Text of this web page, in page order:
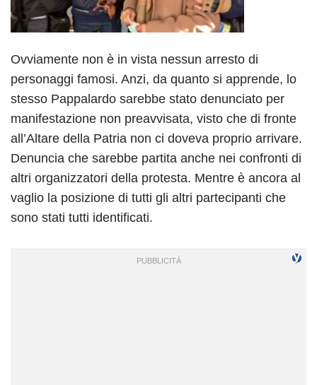
Ovviamente non è in vista nessun arresto di
personaggi famosi. Anzi, da quanto si apprende, lo
stesso Pappalardo sarebbe stato denunciato per
manifestazione non preavvisata, visto che di fronte
all’Altare della Patria non ci doveva proprio arrivare.
Denuncia che sarebbe partita anche nei confronti di
altri organizzatori della protesta. Mentre è ancora al
vaglio la posizione di tutti gli altri partecipanti che
sono stati tutti identificati.